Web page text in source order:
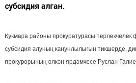
субсидия алган.
Кукмара районы прокуратурасы терлекчелек
субсидия алуның канунлылыгын тикшерде,
прокурорының өлкән ярдәмчесе Руслан